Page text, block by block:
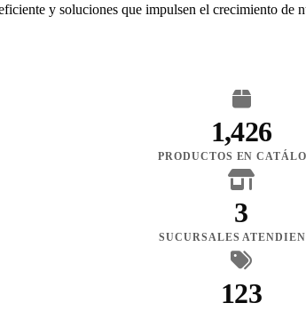
y soluciones que impulsen el crecimiento de
1,426
PRODUCTOS EN
3
SUCURSALES
123